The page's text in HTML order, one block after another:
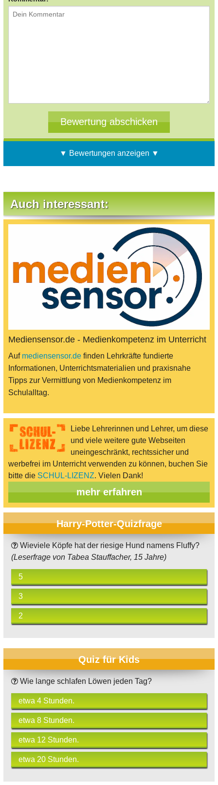
▼ Bewertungen anzeigen ▼
Auch interessant:
Mediensensor.de - Medienkompetenz im Unterricht
Auf mediensensor.de finden Lehrkräfte fundierte
Informationen, Unterrichtsmaterialien und praxisnahe
Tipps zur Vermittlung von Medienkompetenz im
Schulalltag.
Liebe Lehrerinnen und Lehrer, um diese
und viele weitere gute Webseiten
uneingeschränkt, rechtssicher und
werbefrei im Unterricht verwenden zu können, buchen Sie
bitte die SCHUL-LIZENZ. Vielen Dank!
mehr erfahren
Harry-Potter-Quizfrage
Wieviele Köpfe hat der riesige Hund namens Fluffy?
(Leserfrage von Tabea Stauffacher, 15 Jahre)
5
3
2
Quiz für Kids
Wie lange schlafen Löwen jeden Tag?
etwa 4 Stunden.
etwa 8 Stunden.
etwa 12 Stunden.
etwa 20 Stunden.